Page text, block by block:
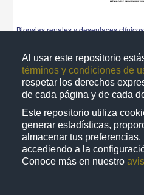
Al usar este repositorio
términos y condiciones de
respetar los derechos
de cada página y de cada
Este repositorio utiliza
generar estadísticas,
almacenar tus
accediendo a la
Conoce más en nuestro
Biopsias renales y desenlaces
Especialidad de Petróleos Mexicanos
del 2013
Martínez Moreno, Aquileo Alan
2013
Biopsias renales y desenlaces clínicos:
registro